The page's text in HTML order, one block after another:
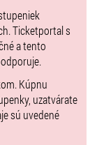
zakúpené
Ticketportal s
a tento
Kúpnu
uzatvárate
sú uvedené